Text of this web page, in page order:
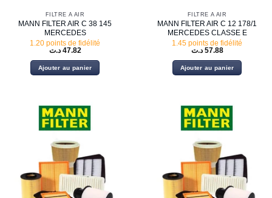
FILTRE À AIR
MANN FILTER AIR C 38 145
MERCEDES
1.20 points de fidélité
47.82 د.ت
Ajouter au panier
FILTRE À AIR
MANN FILTER AIR C 12 178/1
MERCEDES CLASSE E
1.45 points de fidélité
57.88 د.ت
Ajouter au panier